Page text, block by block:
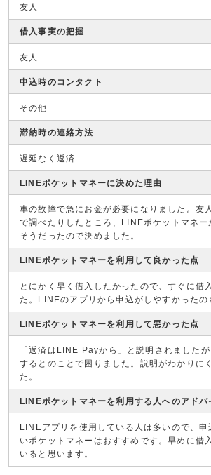
友人
借入事実の把握
友人
申込時のコンタクト
その他
滞納時の連絡方法
遅延なく返済
LINEポケットマネーに決めた理由
車の故障で急にお金が必要になりました。友
で調べたりしたところ、LINEポケットマネー
そうだったので決めました。
LINEポケットマネーを利用して良かった点
とにかく早く借入したかったので、すぐに借
た。LINEのアプリから申込がしやすかったの
LINEポケットマネーを利用して悪かった点
「返済はLINE Payから」と説明されました
するとのことで困りました。説明がわかりに
た。
LINEポケットマネーを利用する人へのアドバ
LINEアプリを使用している人は多いので、
いポケットマネーはおすすめです。早めに借
いると思います。